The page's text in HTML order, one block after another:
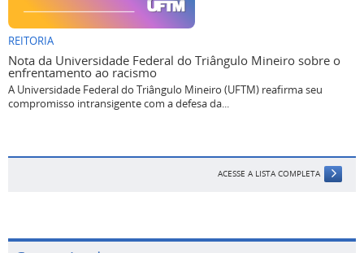
REITORIA
Nota da Universidade Federal do Triângulo Mineiro sobre o
enfrentamento ao racismo
A Universidade Federal do Triângulo Mineiro (UFTM) reafirma seu
compromisso intransigente com a defesa da...
ACESSE A LISTA COMPLETA